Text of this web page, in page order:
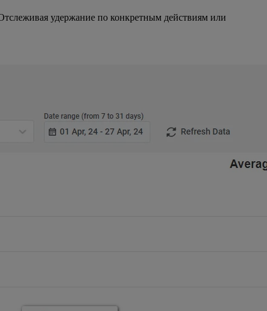
удержание по конкретным действиям или